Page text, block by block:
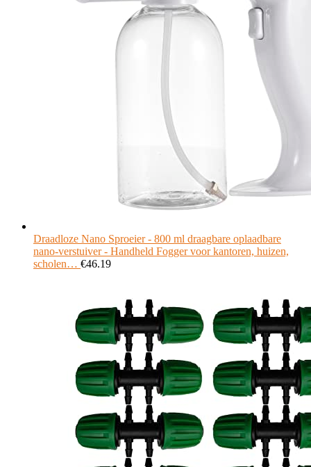
Draadloze Nano Sproeier - 800 ml draagbare oplaadbare
nano-verstuiver - Handheld Fogger voor kantoren, huizen,
scholen… €46.19